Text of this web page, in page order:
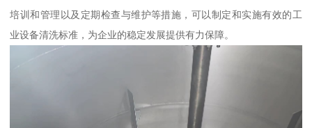
培训和管理以及定期检查与维护等措施，可以制定和实施有效的工
业设备清洗标准，为企业的稳定发展提供有力保障。